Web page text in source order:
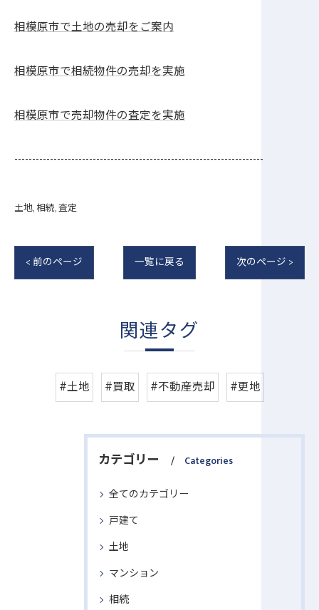
相模原市で土地の売却をご案内
相模原市で相続物件の売却を実施
相模原市で売却物件の査定を実施
----------------------------------------------------------------------
土地 相続 査定
< 前のページ 一覧に戻る 次のページ >
関連タグ
#土地 #買取 #不動産売却 #更地
カテゴリー Categories
全てのカテゴリー
戸建て
土地
マンション
相続